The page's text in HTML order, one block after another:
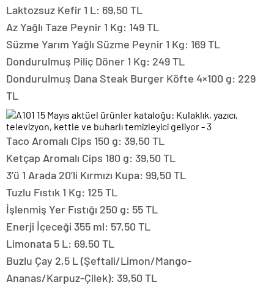
Laktozsuz Kefir 1 L: 69,50 TL
Az Yağlı Taze Peynir 1 Kg: 149 TL
Süzme Yarım Yağlı Süzme Peynir 1 Kg: 169 TL
Dondurulmuş Piliç Döner 1 Kg: 249 TL
Dondurulmuş Dana Steak Burger Köfte 4×100 g: 229
TL
Taco Aromalı Cips 150 g: 39,50 TL
Ketçap Aromalı Cips 180 g: 39,50 TL
3’ü 1 Arada 20’li Kırmızı Kupa: 99,50 TL
Tuzlu Fıstık 1 Kg: 125 TL
İşlenmiş Yer Fıstığı 250 g: 55 TL
Enerji İçeceği 355 ml: 57,50 TL
Limonata 5 L: 69,50 TL
Buzlu Çay 2,5 L (Şeftali/Limon/Mango-
Ananas/Karpuz-Çilek): 39,50 TL